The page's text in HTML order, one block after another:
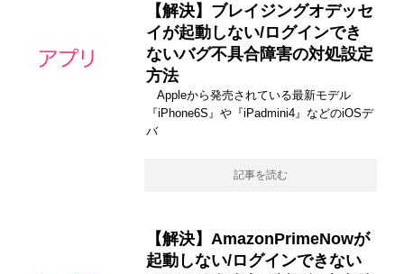
【解決】ブレイジングオデッセ
イが起動しない/ログインでき
ないバグ不具合障害の対処設定
方法
Appleから発売されている最新モデル
『iPhone6S』や『iPadmini4』などのiOSデ
バ
記事を読む
【解決】AmazonPrimeNowが
起動しない/ログインできない